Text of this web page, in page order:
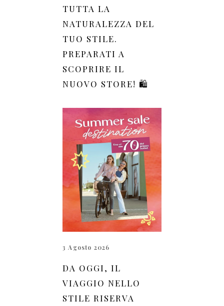
TUTTA LA
NATURALEZZA DEL
TUO STILE.
PREPARATI A
SCOPRIRE IL
NUOVO STORE! 🛍️
3 Agosto 2026
DA OGGI, IL
VIAGGIO NELLO
STILE RISERVA